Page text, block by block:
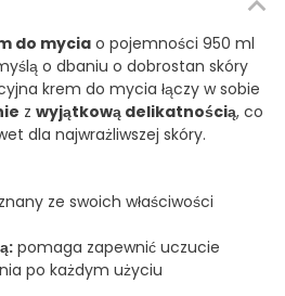
do mycia o pojemności 950 ml
o dbaniu o dobrostan skóry
krem do mycia łączy w sobie
z wyjątkową delikatnością, co
dla najwrażliwszej skóry.
znany ze swoich właściwości
pomaga zapewnić uczucie
po każdym użyciu